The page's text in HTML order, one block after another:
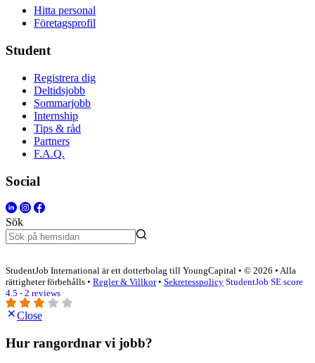
Hitta personal
Företagsprofil
Student
Registrera dig
Deltidsjobb
Sommarjobb
Internship
Tips & råd
Partners
F.A.Q.
Social
Sök
StudentJob International är ett dotterbolag till YoungCapital • © 2026 • Alla
rättigheter förbehålls • Regler & Villkor• Sekretesspolicy StudentJob SE score
4.5 - 2 reviews
Close
Hur rangordnar vi jobb?